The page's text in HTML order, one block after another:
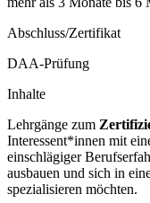
Abschluss/Zertifikat
DAA-Prüfung
Inhalte
Lehrgänge zum
Interessent*innen mit
einschlägiger
ausbauen und sich in
spezialisieren möchten.